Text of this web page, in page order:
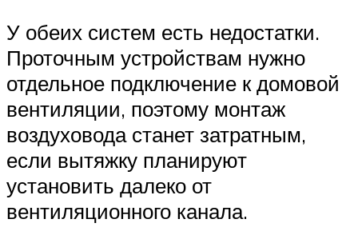
У обеих систем есть недостатки.
Проточным устройствам нужно
отдельное подключение к домовой
вентиляции, поэтому монтаж
воздуховода станет затратным,
если вытяжку планируют
установить далеко от
вентиляционного канала.